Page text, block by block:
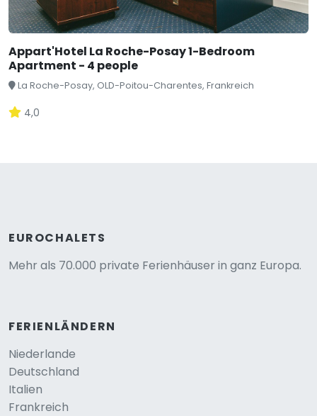
Appart'Hotel La Roche-Posay 1-Bedroom
Apartment - 4 people
La Roche-Posay, OLD-Poitou-Charentes, Frankreich
4,0
EUROCHALETS
Mehr als 70.000 private Ferienhäuser in ganz Europa.
FERIENLÄNDERN
Niederlande
Deutschland
Italien
Frankreich